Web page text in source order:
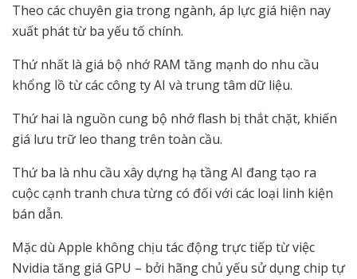
Theo các chuyên gia trong ngành, áp lực giá hiện nay
xuất phát từ ba yếu tố chính.
Thứ nhất là giá bộ nhớ RAM tăng mạnh do nhu cầu
khổng lồ từ các công ty AI và trung tâm dữ liệu.
Thứ hai là nguồn cung bộ nhớ flash bị thắt chặt, khiến
giá lưu trữ leo thang trên toàn cầu.
Thứ ba là nhu cầu xây dựng hạ tầng AI đang tạo ra
cuộc cạnh tranh chưa từng có đối với các loại linh kiện
bán dẫn.
Mặc dù Apple không chịu tác động trực tiếp từ việc
Nvidia tăng giá GPU – bởi hãng chủ yếu sử dụng chip tự